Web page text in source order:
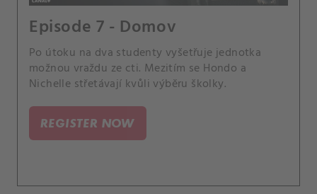
Episode 7 - Domov
Po útoku na dva studenty vyšetřuje jednotka
možnou vraždu ze cti. Mezitím se Hondo a
Nichelle střetávají kvůli výběru školky.
REGISTER NOW